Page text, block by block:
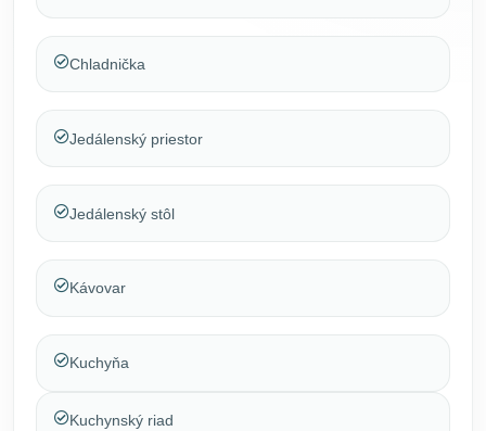
Chladnička
Jedálenský priestor
Jedálenský stôl
Kávovar
Kuchyňa
Kuchynský riad